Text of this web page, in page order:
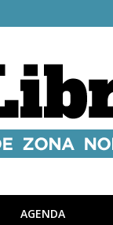
AGENDA